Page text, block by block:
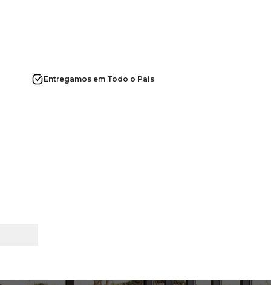
Entregamos em Todo o País